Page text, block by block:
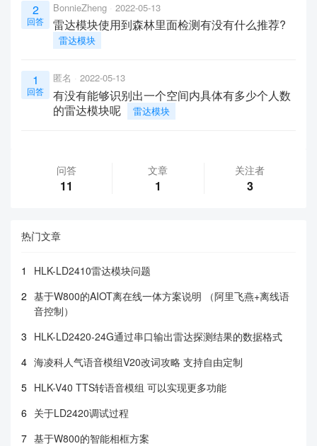
2
回答
BonnieZheng 2022-05-13
雷达模块使用到森林里面检测有没有什么推荐?
雷达模块
1
回答
匿名 2022-05-13
有没有能够识别出一个空间内具体有多少个人数
的雷达模块呢
雷达模块
问答
11
文章
1
关注者
3
热门文章
1
HLK-LD2410雷达模块问题
2 基于W800的AIOT离在线一体方案说明 （阿里飞燕+离线语
音控制）
3 HLK-LD2420-24G通过串口输出雷达探测结果的数据格式
4 海凌科人气语音模组V20改词攻略 支持自由定制
5 HLK-V40 TTS转语音模组 可以实现更多功能
6 关于LD2420调试过程
7 基于W800的智能相框方案